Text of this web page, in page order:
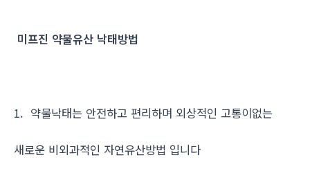
미프진 약물유산 낙태방법
1. 약물낙태는 안전하고 편리하며 외상적인 고통이없는
새로운 비외과적인 자연유산방법 입니다